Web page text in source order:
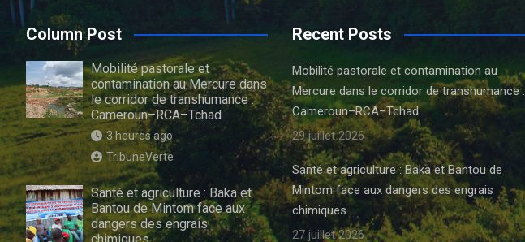
Column Post
Mobilité pastorale et
contamination au Mercure dans
le corridor de transhumance :
Cameroun–RCA–Tchad
3 heures ago
TribuneVerte
Santé et agriculture : Baka et
Bantou de Mintom face aux
dangers des engrais
Recent Posts
Mobilité pastorale et contamination au
Mercure dans le corridor de transhumance :
Cameroun–RCA–Tchad
29 juillet 2026
Santé et agriculture : Baka et Bantou de
Mintom face aux dangers des engrais
chimiques
27 juillet 2026